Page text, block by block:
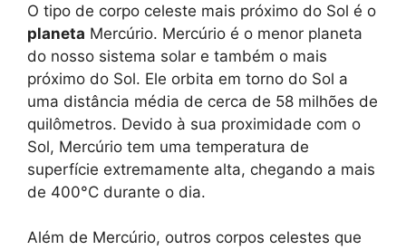
O tipo de corpo celeste mais próximo do Sol é o
planeta Mercúrio. Mercúrio é o menor planeta
do nosso sistema solar e também o mais
próximo do Sol. Ele orbita em torno do Sol a
uma distância média de cerca de 58 milhões de
quilômetros. Devido à sua proximidade com o
Sol, Mercúrio tem uma temperatura de
superfície extremamente alta, chegando a mais
de 400°C durante o dia.
Além de Mercúrio, outros corpos celestes que